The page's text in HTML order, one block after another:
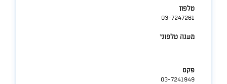
טלפון
03-7247261
מענה טלפוני
פקס
03-7241949